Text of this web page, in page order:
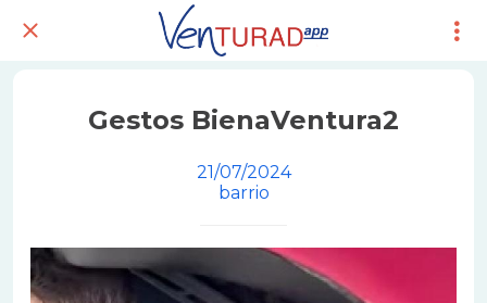
Gestos BienaVentura2
21/07/2024
barrio